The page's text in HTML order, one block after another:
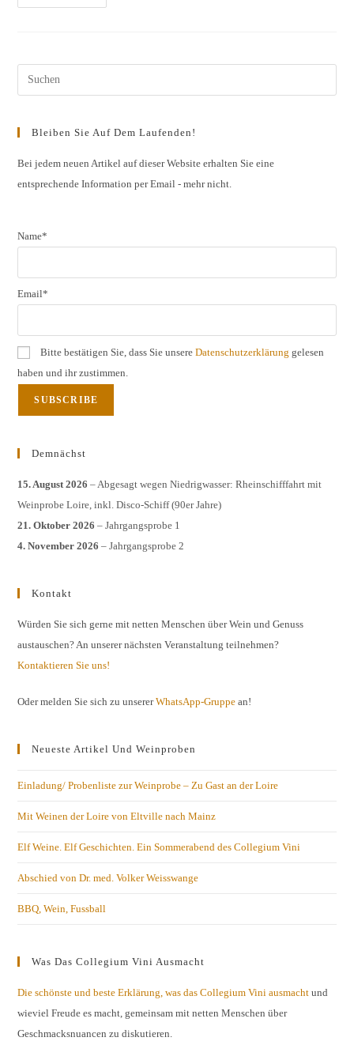
Der
Pfalz,
Unstrut,
Nahe
Bleiben Sie Auf Dem Laufenden!
Bei jedem neuen Artikel auf dieser Website erhalten Sie eine
entsprechende Information per Email - mehr nicht.
Name*
Email*
Bitte bestätigen Sie, dass Sie unsereDatenschutzerklärung gelesen
haben und ihr zustimmen.
Demnächst
15. August 2026 – Abgesagt wegen Niedrigwasser: Rheinschifffahrt mit
Weinprobe Loire, inkl. Disco-Schiff (90er Jahre)
21. Oktober 2026 – Jahrgangsprobe 1
4. November 2026 – Jahrgangsprobe 2
Kontakt
Würden Sie sich gerne mit netten Menschen über Wein und Genuss
austauschen? An unserer nächsten Veranstaltung teilnehmen?
Kontaktieren Sie uns!
Oder melden Sie sich zu unsererWhatsApp-Gruppe an!
Neueste Artikel Und Weinproben
Einladung/ Probenliste zur Weinprobe – Zu Gast an der Loire
Mit Weinen der Loire von Eltville nach Mainz
Elf Weine. Elf Geschichten. Ein Sommerabend des Collegium Vini
Abschied von Dr. med. Volker Weisswange
BBQ, Wein, Fussball
Was Das Collegium Vini Ausmacht
Die schönste und beste Erklärung, was das Collegium Vini ausmacht und
wieviel Freude es macht, gemeinsam mit netten Menschen über
Geschmacksnuancen zu diskutieren.